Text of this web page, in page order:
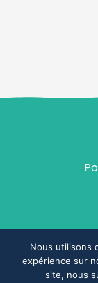
Design &
Nous utilisons
expérience sur
site, nous